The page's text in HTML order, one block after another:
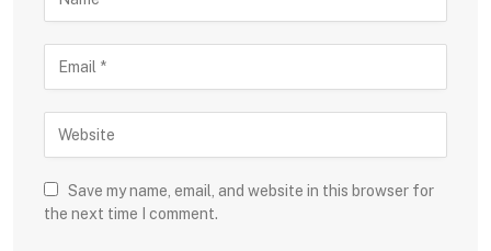
Save my name, email, and website in this browser for
the next time I comment.